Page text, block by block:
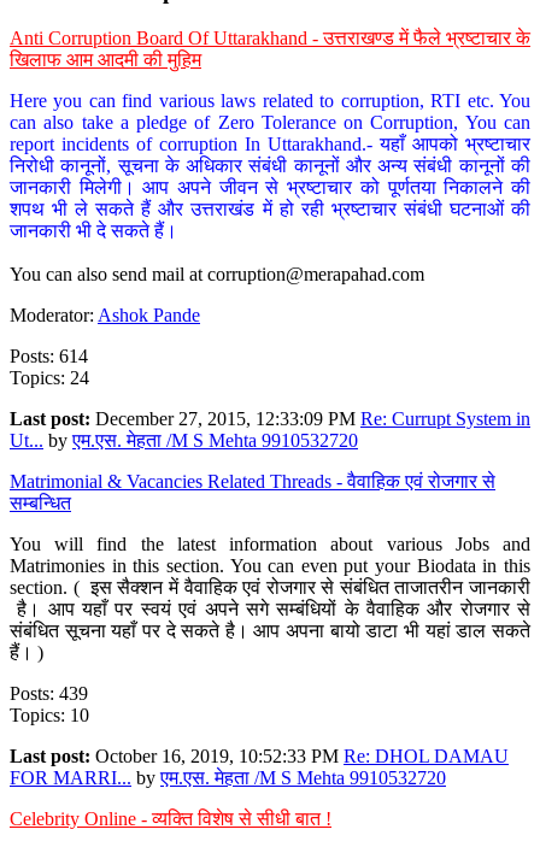
Anti Corruption Board Of Uttarakhand - उत्तराखण्ड में फैले भ्रष्टाचार के
खिलाफ आम आदमी की मुहिम
Here you can find various laws related to corruption, RTI etc. You
can also take a pledge of Zero Tolerance on Corruption, You can
report incidents of corruption In Uttarakhand.- यहाँ आपको भ्रष्टाचार
निरोधी कानूनों, सूचना के अधिकार संबंधी कानूनों और अन्य संबंधी कानूनों की
जानकारी मिलेगी। आप अपने जीवन से भ्रष्टाचार को पूर्णतया निकालने की
शपथ भी ले सकते हैं और उत्तराखंड में हो रही भ्रष्टाचार संबंधी घटनाओं की
जानकारी भी दे सकते हैं।
You can also send mail at corruption@merapahad.com
Moderator: Ashok Pande
Posts: 614
Topics: 24
Last post: December 27, 2015, 12:33:09 PM Re: Currupt System in
Ut... byएम.एस. मेहता /M S Mehta 9910532720
Matrimonial & Vacancies Related Threads - वैवाहिक एवं रोजगार से
सम्बन्धित
You will find the latest information about various Jobs and
Matrimonies in this section. You can even put your Biodata in this
section. ( इस सैक्शन में वैवाहिक एवं रोजगार से संबंधित ताजातरीन जानकारी
है। आप यहाँ पर स्वयं एवं अपने सगे सम्बंधियों के वैवाहिक और रोजगार से
संबंधित सूचना यहाँ पर दे सकते है। आप अपना बायो डाटा भी यहां डाल सकते
हैं। )
Posts: 439
Topics: 10
Last post: October 16, 2019, 10:52:33 PM Re: DHOL DAMAU
FOR MARRI... byएम.एस. मेहता /M S Mehta 9910532720
Celebrity Online - व्यक्ति विशेष से सीधी बात !